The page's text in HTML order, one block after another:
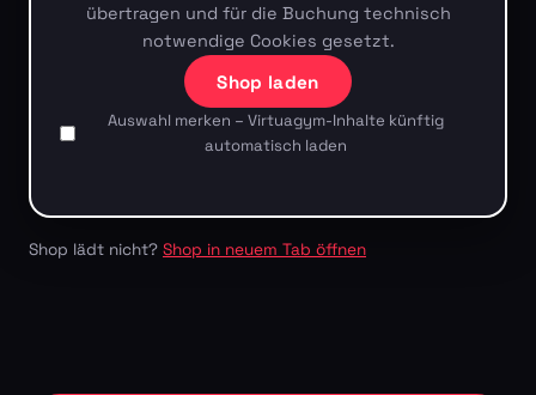
übertragen und für die Buchung technisch
notwendige Cookies gesetzt.
Shop laden
Auswahl merken – Virtuagym-Inhalte künftig
automatisch laden
Shop lädt nicht? Shop in neuem Tab öffnen